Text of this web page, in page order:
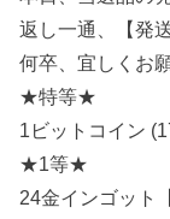
返し一通、【発
何卒、宜しくお
★特等★
1ビットコイン
★1等★
24金インゴット